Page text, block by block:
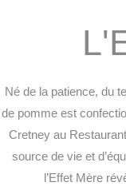
Né de la patience, du
de pomme est
Cretney au
source de vie et
l’Effet Mère